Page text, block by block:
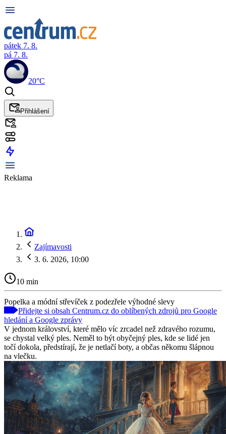
pátek 7. 8.
pá 7. 8.
20°C
Přihlášení
Reklama
Zajímavosti
3. 6. 2026, 10:00
10 min
Popelka a módní střevíček z podezřele výhodné slevy
Přidejte si obsah Centrum.cz do oblíbených zdrojů pro Google
hledání a Google zprávy
V jednom království, které mělo víc zrcadel než zdravého rozumu,
se chystal velký ples. Neměl to být obyčejný ples, kde se lidé jen
točí dokola, předstírají, že je netlačí boty, a občas někomu šlápnou
na vlečku.